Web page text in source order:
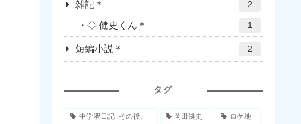
雑記＊ 2
◇ 健史くん＊ 1
短編小説＊ 2
タグ
中学聖日記_その後。 岡田健史 ロケ地